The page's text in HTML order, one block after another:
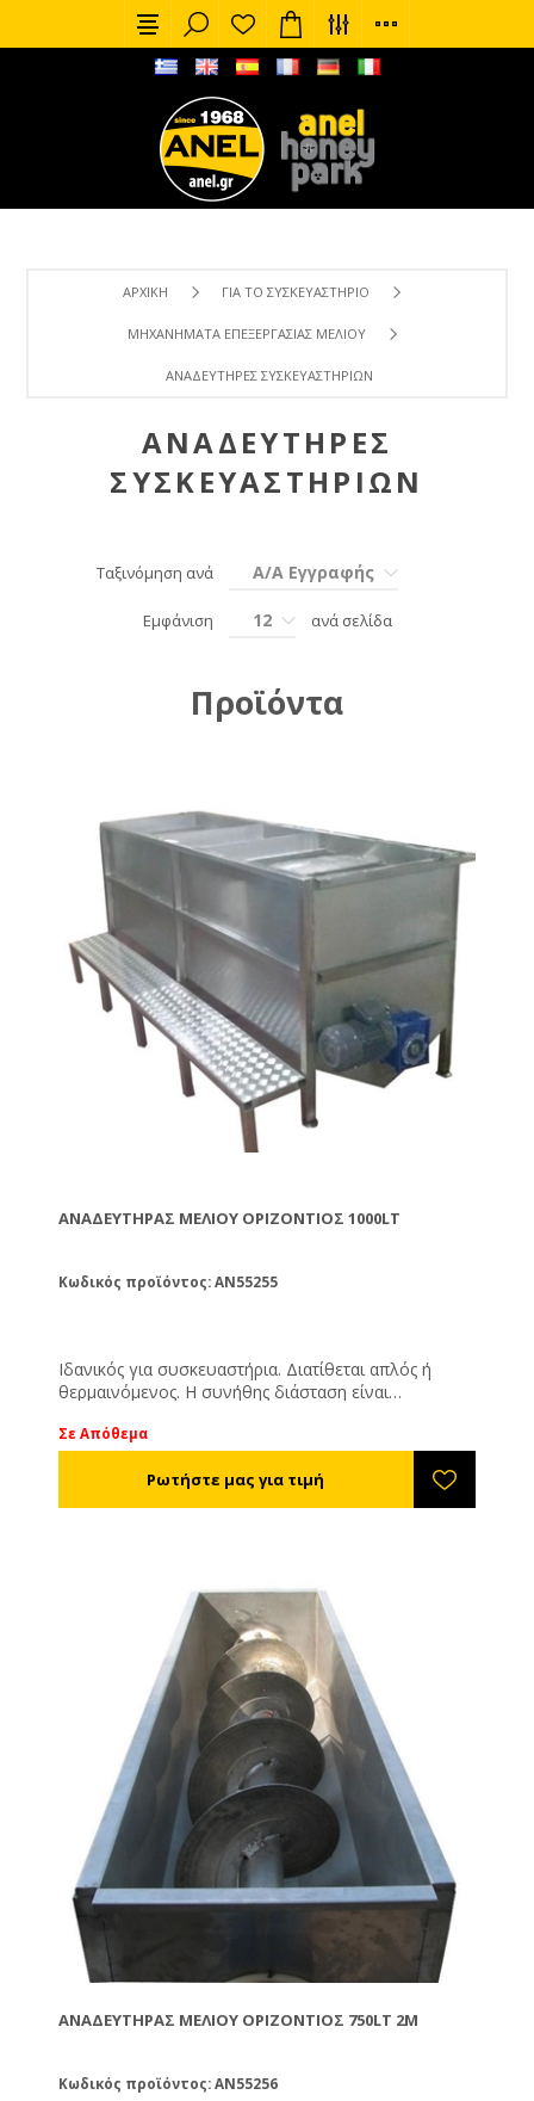
ΑΡΧΙΚΉ ΓΙΑ ΤΟ ΣΥΣΚΕΥΑΣΤΉΡΙΟ
ΜΗΧΑΝΉΜΑΤΑ ΕΠΕΞΕΡΓΑΣΊΑΣ ΜΕΛΙΟΎ
ΑΝΑΔΕΥΤΉΡΕΣ ΣΥΣΚΕΥΑΣΤΗΡΊΩΝ
ΑΝΑΔΕΥΤΉΡΕΣ
ΣΥΣΚΕΥΑΣΤΗΡΊΩΝ
Ταξινόμηση ανά Α/Α Εγγραφής
Εμφάνιση 12 ανά σελίδα
Προϊόντα
ΑΝΑΔΕΥΤΉΡΑΣ ΜΕΛΙΟΎ ΟΡΙΖΌΝΤΙΟΣ 1000LT
Κωδικός προϊόντος: AN55255
Ιδανικός για συσκευαστήρια. Διατίθεται απλός ή
θερμαινόμενος. Η συνήθης διάσταση είναι
κατασκευαστεί ανάλογα με τις δικές σας ανάγκες. 2Hp
Σε Απόθεμα
ΑΝΑΔΕΥΤΉΡΑΣ ΜΕΛΙΟΎ ΟΡΙΖΌΝΤΙΟΣ 750LT 2M
Κωδικός προϊόντος: AN55256